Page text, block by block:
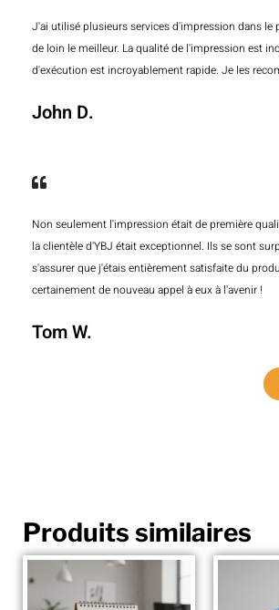
J'ai utilisé plusieurs services d'impression dans le
de loin le meilleur. La qualité de l'impression est
d'exécution est incroyablement rapide. Je les
John D.
Non seulement l'impression était de première
la clientèle d'YBJ était exceptionnel. Ils se sont
s'assurer que j'étais entièrement satisfaite du
certainement de nouveau appel à eux à l'avenir !
Tom W.
Produits similaires